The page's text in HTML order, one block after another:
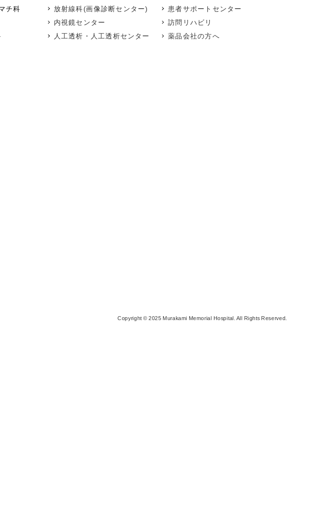
チ科
放射線科(画像診断センター)
内視鏡センター
人工透析・人工透析センター
患者サポートセンター
訪問リハビリ
薬品会社の方へ
Copyright © 2025 Murakami Memorial Hospital. All Rights Reserved.